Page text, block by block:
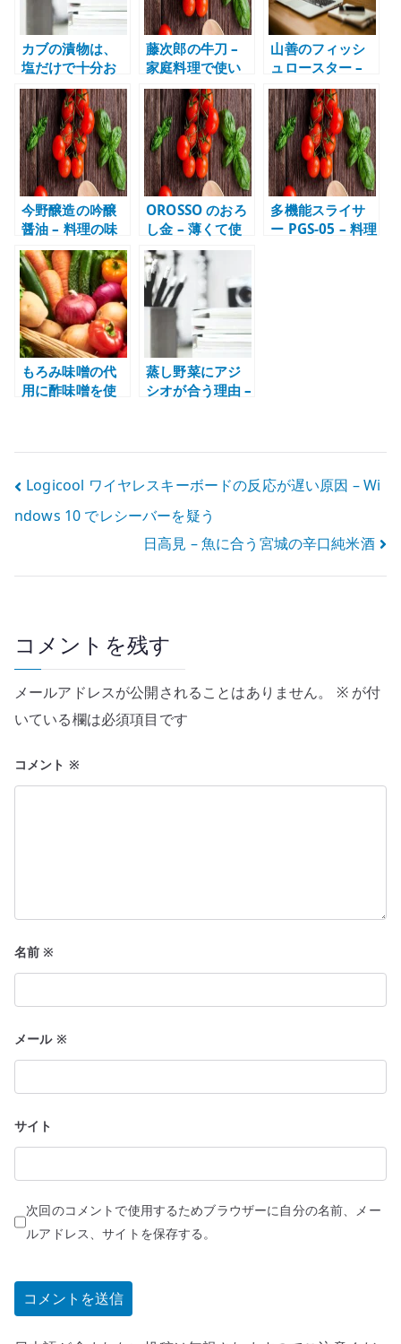
カブの漬物は、
塩だけで十分お
いしい
藤次郎の牛刀 –
家庭料理で使い
やすい本格包丁
の感想
山善のフィッシ
ュロースター –
魚を家で焼くた
めの実用家電
今野醸造の吟醸
醤油 – 料理の味
を支える調味料
の感想
OROSSO のおろ
し金 – 薄くて使
いやすい調理道
具の感想
多機能スライサ
ー PGS-05 – 料理
もろみ味噌の代
用に酢味噌を使
する
蒸し野菜にアジ
シオが合う理由 –
き出す
投
稿
ゲ
ー
シ
ン
Logicool ワイヤレスキーボードの反応が遅い原因 – Wi
ndows 10 でレシーバーを疑う
日高見 – 魚に合う宮城の辛口純米酒
コメントを残す
メールアドレスが公開されることはありません。 ※が付
いている欄は必須項目です
コメント ※
名前※
メール ※
サイト
次回のコメントで使用するためブラウザーに自分の名前、メー
ルアドレス、サイトを保存する。